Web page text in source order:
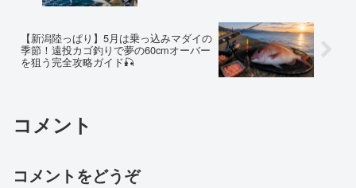
【新潟陸っぱり】5月は乗っ込みマダイの
季節！遠投カゴ釣りで夢の60cmオーバー
を狙う完全攻略ガイド🎣
コメント
コメントをどうぞ